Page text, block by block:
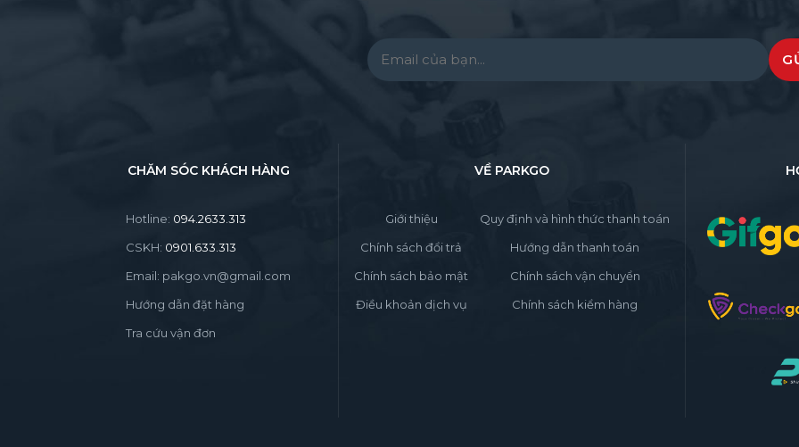
Please leave this field empty.
CHĂM SÓC KHÁCH HÀNG
Hotline: 094.2633.313
CSKH: 0901.633.313
Email: pakgo.vn@gmail.com
Hướng dẫn đặt hàng
Tra cứu vận đơn
VỀ PARKGO
Giới thiệu
Chính sách đổi trả
Chính sách bảo mật
Điều khoản dịch vụ
Quy định và hình thức thanh toán
Hướng dẫn thanh toán
Chính sách vận chuyển
Chính sách kiểm hàng